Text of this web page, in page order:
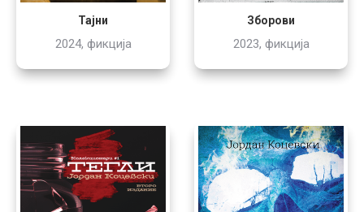
Тајни
2024, фикција
Зборови
2023, фикција